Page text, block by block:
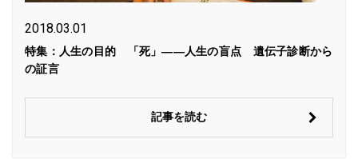
2018.03.01
特集：人生の目的 「死」――人生の盲点 遺伝子診断から
の証言
記事を読む